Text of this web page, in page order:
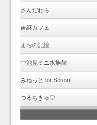
さんだわら
吉継カフェ
まちの記憶
中池見ミニ水族館
みねっと for School
つるちきゅ♡